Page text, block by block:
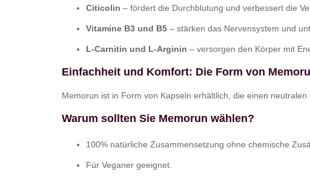
Citicolin – fördert die Durchblutung und verbessert die
Vitamine B3 und B5 – stärken das Nervensystem und
L-Carnitin und L-Arginin – versorgen den Körper mit
Einfachheit und Komfort: Die Form von
Memorun ist in Form von Kapseln erhältlich, die einen
Warum sollten Sie Memorun wählen?
100% natürliche Zusammensetzung ohne chemische
Für Veganer geeignet.